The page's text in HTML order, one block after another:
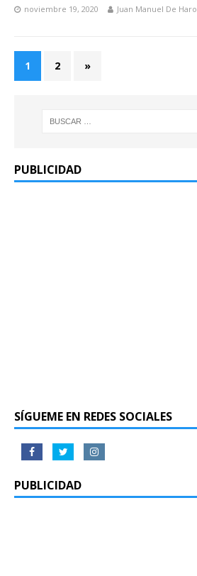
noviembre 19, 2020 Juan Manuel De Haro
1 2 »
PUBLICIDAD
SÍGUEME EN REDES SOCIALES
PUBLICIDAD